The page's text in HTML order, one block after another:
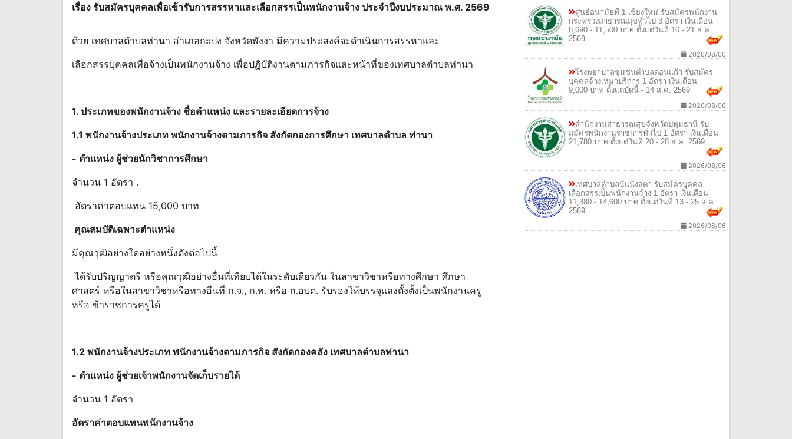
เรื่อง รับสมัครบุคคลเพื่อเข้ารับการสรรหาและเลือกสรรเป็นพนักงานจ้าง ประจําปีงบประมาณ พ.ศ. 2569
ด้วย เทศบาลตําบลท่านา อําเภอกะปง จังหวัดพังงา มีความประสงค์จะดําเนินการสรรหาและ
เลือกสรรบุคคลเพื่อจ้างเป็นพนักงานจ้าง เพื่อปฏิบัติงานตามภารกิจและหน้าที่ของเทศบาลตําบลท่านา
1. ประเภทของพนักงานจ้าง ชื่อตําแหน่ง และรายละเอียดการจ้าง
1.1 พนักงานจ้างประเภท พนักงานจ้างตามภารกิจ สังกัดกองการศึกษา เทศบาลตําบล ท่านา
- ตําแหน่ง ผู้ช่วยนักวิชาการศึกษา
จํานวน 1 อัตรา .
อัตราค่าตอบแทน 15,000 บาท
คุณสมบัติเฉพาะตําแหน่ง
มีคุณวุฒิอย่างใดอย่างหนึ่งดังต่อไปนี้
ได้รับปริญญาตรี หรือคุณวุฒิอย่างอื่นที่เทียบได้ในระดับเดียวกัน ในสาขาวิชาหรือทางศึกษา ศึกษา
ศาสตร์ หรือในสาขาวิชาหรือทางอื่นที่ ก.จ., ก.ท. หรือ ก.อบต. รับรองให้บรรจุแลงตั้งตั้งเป็นพนักงานครู
หรือ ข้าราชการครูได้
1.2 พนักงานจ้างประเภท พนักงานจ้างตามภารกิจ สังกัดกองคลัง เทศบาลตําบลท่านา
- ตําแหน่ง ผู้ช่วยเจ้าพนักงานจัดเก็บรายได้
จํานวน 1 อัตรา
อัตราค่าตอบแทนพนักงานจ้าง
ศูนย์อนามัยที่ 1 เชียงใหม่ รับสมัครพนักงาน
กระทรวงสาธารณสุขทั่วไป 3 อัตรา เงินเดือน
8,690 - 11,500 บาท ตั้งแต่วันที่ 10 - 21 ส.ค.
2569
2026/08/06
โรงพยาบาลชุมชนตำบลดอนแก้ว รับสมัคร
บุคคลจ้างเหมาบริการ 1 อัตรา เงินเดือน
9,000 บาท ตั้งแต่บัดนี้ - 14 ส.ค. 2569
2026/08/06
สํานักงานสาธารณสุขจังหวัดปทุมธานี รับ
สมัครพนักงานราชการทั่วไป 1 อัตรา เงินเดือน
21,780 บาท ตั้งแต่วันที่ 20 - 28 ส.ค. 2569
2026/08/06
เทศบาลตําบลบันนังสตา รับสมัครบุคคล
เลือกสรรเป็นพนักงานจ้าง 1 อัตรา เงินเดือน
11,380 - 14,600 บาท ตั้งแต่วันที่ 13 - 25 ส.ค.
2569
2026/08/06